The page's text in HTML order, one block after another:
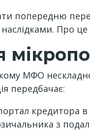
попередню
Про це
МФО
передбачає:
кредитора в
з